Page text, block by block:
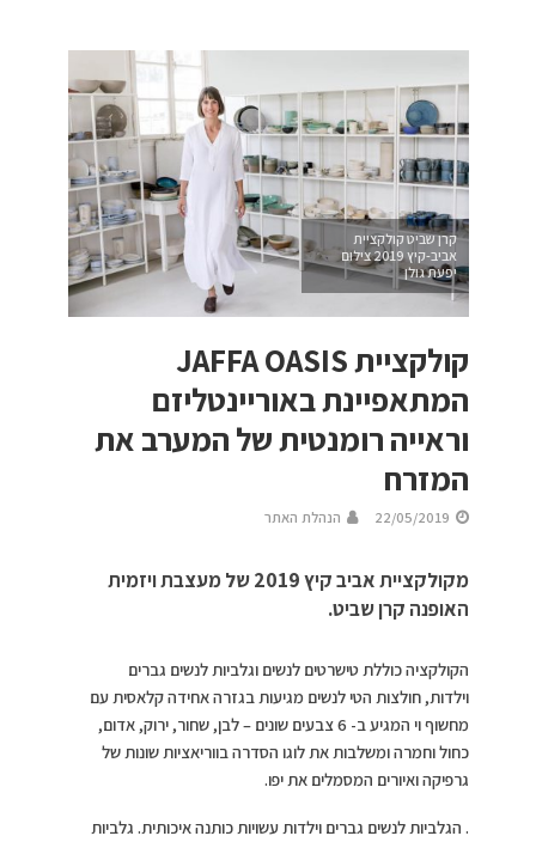
קרן שביט קולקציית
אביב-קיץ 2019 צילום
יפעת גולן
קולקציית JAFFA OASIS
המתאפיינת באוריינטליזם
וראייה רומנטית של המערב את
המזרח
22/05/2019 הנהלת האתר
מקולקציית אביב קיץ 2019 של מעצבת ויזמית
האופנה קרן שביט.
הקולקציה כוללת טישרטים לנשים וגלביות לנשים גברים
וילדות, חולצות הטי לנשים מגיעות בגזרה אחידה קלאסית עם
מחשוף וי המגיע ב- 6 צבעים שונים – לבן, שחור, ירוק, אדום,
כחול וחמרה ומשלבות את לוגו הסדרה בווריאציות שונות של
גרפיקה ואיורים המסמלים את יפו.
. הגלביות לנשים גברים וילדות עשויות כותנה איכותית. גלביות